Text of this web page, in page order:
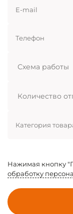
E-mail
Телефон
Схема
Количество
Категория
Нажимая кнопку
обработку